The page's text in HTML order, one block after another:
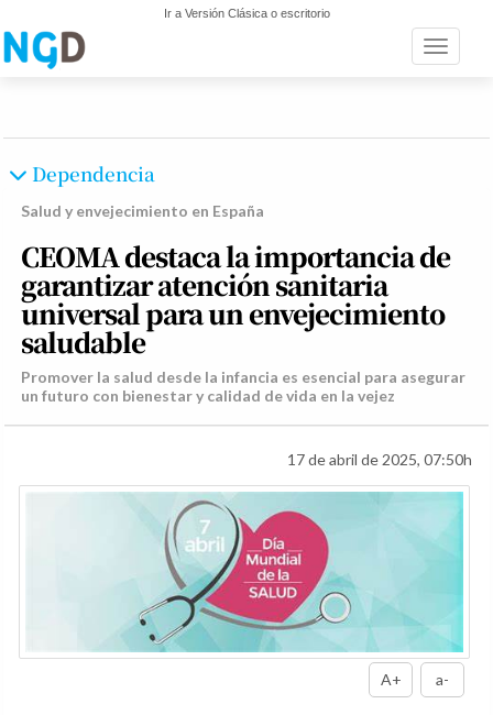
Ir a Versión Clásica o escritorio
Toggle
Dependencia
Salud y envejecimiento en España
CEOMA destaca la importancia de
garantizar atención sanitaria
universal para un envejecimiento
saludable
Promover la salud desde la infancia es esencial para asegurar
un futuro con bienestar y calidad de vida en la vejez
17 de abril de 2025, 07:50h
A+ a-